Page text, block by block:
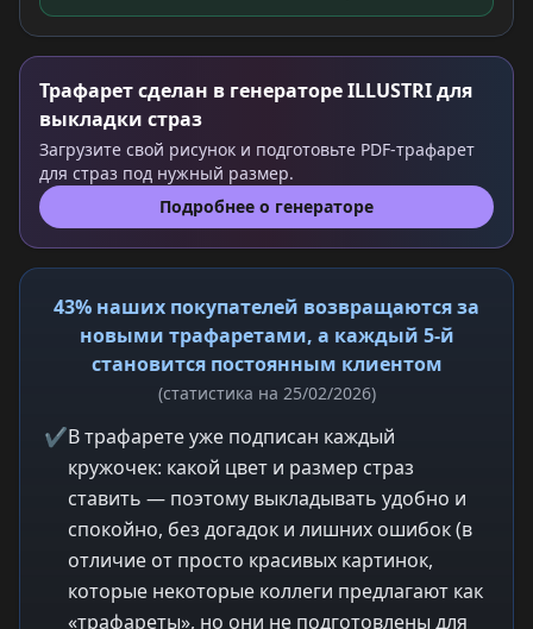
Трафарет сделан в генераторе ILLUSTRI для
выкладки страз
Загрузите свой рисунок и подготовьте PDF-трафарет
для страз под нужный размер.
Подробнее о генераторе
43% наших покупателей возвращаются за
новыми трафаретами, а каждый 5-й
становится постоянным клиентом
(статистика на 25/02/2026)
✔В трафарете уже подписан каждый
кружочек: какой цвет и размер страз
ставить — поэтому выкладывать удобно и
спокойно, без догадок и лишних ошибок (в
отличие от просто красивых картинок,
которые некоторые коллеги предлагают как
«трафареты», но они не подготовлены для